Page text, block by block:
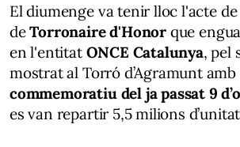
El diumenge va tenir lloc l'acte
deTorronaire d'Honor que
en l'entitat ONCE Catalunya, pel
mostrat al Torró d’Agramunt amb
commemoratiu del ja passat 9
es van repartir 5,5 milions